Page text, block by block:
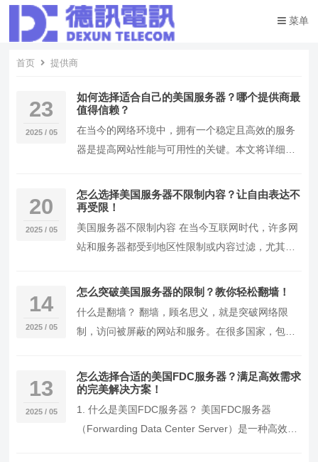
菜单
首页 提供商
23
2025 / 05
如何选择适合自己的美国服务器？哪个提供商最
值得信赖？
在当今的网络环境中，拥有一个稳定且高效的服务
器是提高网站性能与可用性的关键。本文将详细介
等，帮助…
20
2025 / 05
怎么选择美国服务器不限制内容？让自由表达不
再受限！
美国服务器不限制内容 在当今互联网时代，许多网
站和服务器都受到地区性限制或内容过滤，尤其是
性和较…
14
2025 / 05
怎么突破美国服务器的限制？教你轻松翻墙！
什么是翻墙？ 翻墙，顾名思义，就是突破网络限
制，访问被屏蔽的网站和服务。在很多国家，包括
13
2025 / 05
怎么选择合适的美国FDC服务器？满足高效需求
的完美解决方案！
1. 什么是美国FDC服务器？ 美国FDC服务器
（Forwarding Data Center Server）是一种高效、